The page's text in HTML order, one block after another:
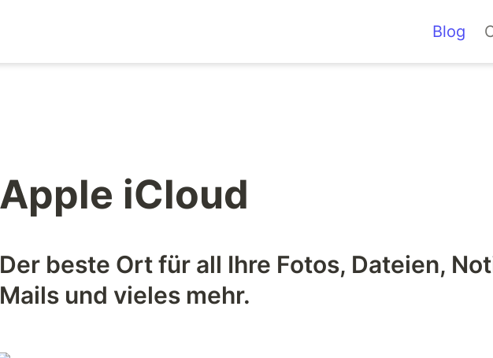
Blog
Apple iCloud
Der beste Ort für all Ihre Fotos, Dateien,
Mails und vieles mehr.